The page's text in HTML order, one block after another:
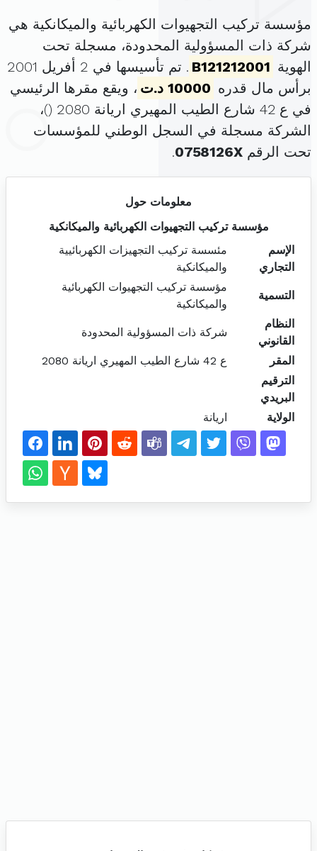
مؤسسة تركيب التجهيوات الكهربائية والميكانكية هي
شركة ذات المسؤولية المحدودة، مسجلة تحت
الهوية B121212001
. تم تأسيسها في 2 أفريل 2001
برأس مال قدره 10000 د.ت
، ويقع مقرها الرئيسي
في ع 42 شارع الطيب المهيري اريانة 2080 (
)،
الشركة مسجلة في السجل الوطني للمؤسسات
تحت الرقم 0758126X
.
معلومات حول
مؤسسة تركيب التجهيوات الكهربائية والميكانكية
الإسم
التجاري
مئسسة تركيب التجهيزات الكهربائيية
والميكانكية
التسمية
مؤسسة تركيب التجهيوات الكهربائية
والميكانكية
النظام
القانوني
شركة ذات المسؤولية المحدودة
المقر
ع 42 شارع الطيب المهيري اريانة 2080
الترقيم
البريدي
الولاية
اريانة